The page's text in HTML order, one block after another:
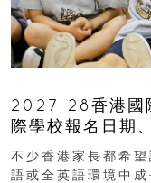
2027-28香港國
際學校報名日期
不少香港家長都希
語或全英語環境中